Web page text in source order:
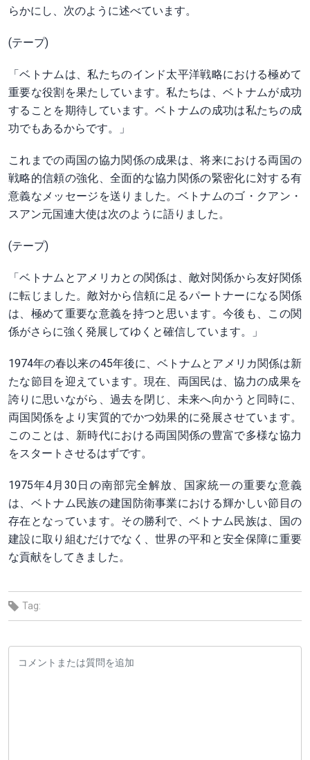
らかにし、次のように述べています。
(テープ)
「ベトナムは、私たちのインド太平洋戦略における極めて
重要な役割を果たしています。私たちは、ベトナムが成功
することを期待しています。ベトナムの成功は私たちの成
功でもあるからです。」
これまでの両国の協力関係の成果は、将来における両国の
戦略的信頼の強化、全面的な協力関係の緊密化に対する有
意義なメッセージを送りました。ベトナムのゴ・クアン・
スアン元国連大使は次のように語りました。
(テープ)
「ベトナムとアメリカとの関係は、敵対関係から友好関係
に転じました。敵対から信頼に足るパートナーになる関係
は、極めて重要な意義を持つと思います。今後も、この関
係がさらに強く発展してゆくと確信しています。」
1974年の春以来の45年後に、ベトナムとアメリカ関係は新
たな節目を迎えています。現在、両国民は、協力の成果を
誇りに思いながら、過去を閉じ、未来へ向かうと同時に、
両国関係をより実質的でかつ効果的に発展させています。
このことは、新時代における両国関係の豊富で多様な協力
をスタートさせるはずです。
1975年4月30日の南部完全解放、国家統一の重要な意義
は、ベトナム民族の建国防衛事業における輝かしい節目の
存在となっています。その勝利で、ベトナム民族は、国の
建設に取り組むだけでなく、世界の平和と安全保障に重要
な貢献をしてきました。
Tag: